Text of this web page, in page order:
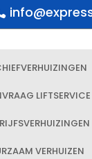
LIFTSERVICE
VERHUIZEN